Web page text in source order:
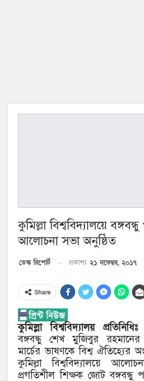
কুমিল্লা বিশ্ববিদ্যালয়ে
আলোচনা সভা অনুষ্ঠিত
ডেস্ক রিপোর্ট প্রকাশঃ ২১ নভেম্বর, ২০১৭
Share
কুমিল্লা বিশ্ববিদ্যালয় প্রতিনিধিঃ
বঙ্গবন্ধু শেখ মুজিবুর
মার্চের ভাষণকে বিশ্ব ঐতিহ্যের
কুমিল্লা বিশ্ববিদ্যালয়ে
প্রগতিশীল শিক্ষক জোট বঙ্গবন্ধু